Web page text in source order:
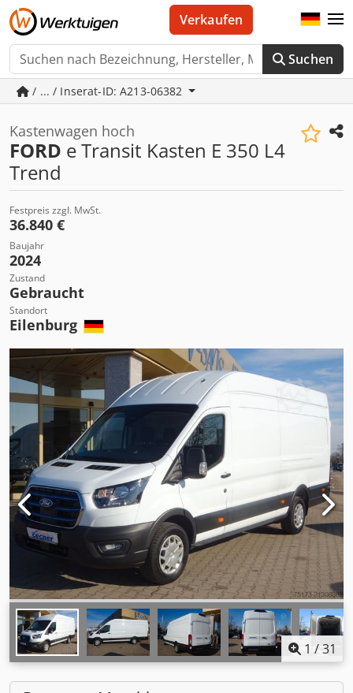
Suchen
Verkaufen
/ ... / Inserat-ID: A213-06382
Kastenwagen hoch
FORD e Transit Kasten E 350 L4
Trend
Festpreis zzgl. MwSt.
36.840 €
Baujahr
2024
Zustand
Gebraucht
Standort
Eilenburg
1 /31